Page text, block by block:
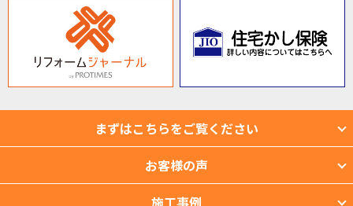
まずはこちらをご覧ください
お客様の声
施工事例